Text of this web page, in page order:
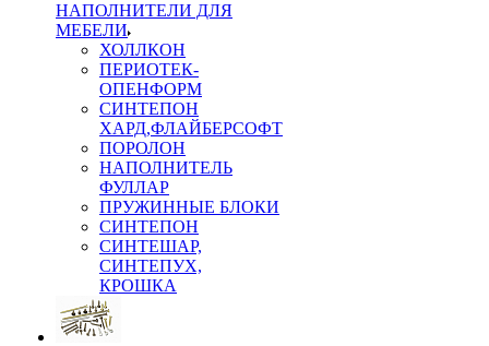
НАПОЛНИТЕЛИ ДЛЯ
МЕБЕЛИ
ХОЛЛКОН
ПЕРИОТЕК-
ОПЕНФОРМ
СИНТЕПОН
ХАРД,ФЛАЙБЕРСОФТ
ПОРОЛОН
НАПОЛНИТЕЛЬ
ФУЛЛАР
ПРУЖИННЫЕ БЛОКИ
СИНТЕПОН
СИНТЕШАР,
СИНТЕПУХ,
КРОШКА